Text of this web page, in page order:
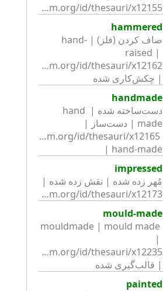
http://collection.britishmuseum.org/id/thesauri/x12155
hammered
صاف کردن (فلز) | hand-
raised |
| چکش‌کاری شده
handmade
دست‌ساخته شده | hand
id/thesauri/x12165
| hand-made
impressed
http://collection.britishmuseum.org/id/thesauri/x12173
mould-made
mouldmade | mould made
|
| قالب‌گیری شده
painted